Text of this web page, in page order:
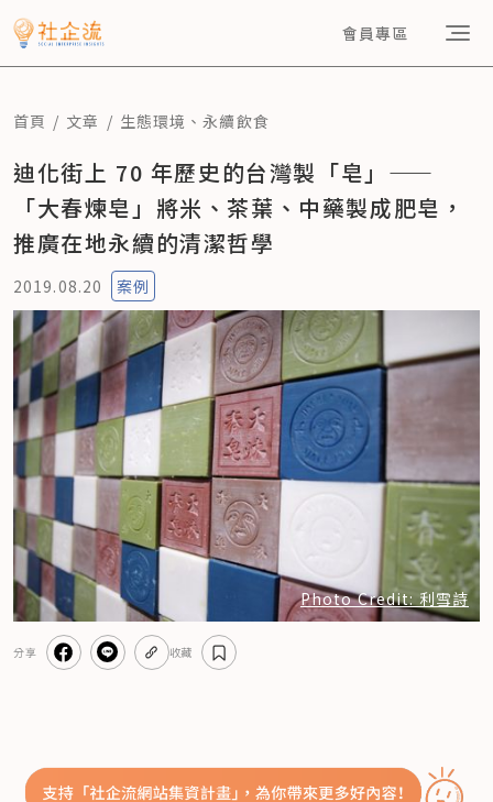
會員專區
首頁 文章 生態環境 、永續飲食
迪化街上 70 年歷史的台灣製「皂」——
「大春煉皂」將米、茶葉、中藥製成肥皂，
推廣在地永續的清潔哲學
2019.08.20 案例
Photo Credit: 利雪詩
分享 收藏